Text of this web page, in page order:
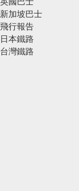
新加坡巴士
飛行報告
日本鐵路
台灣鐵路